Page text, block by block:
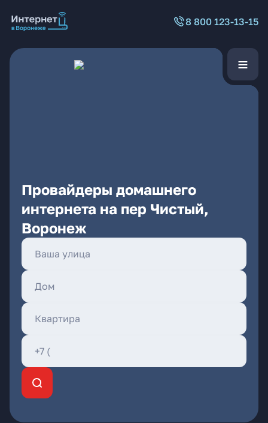
8 800 123-13-15
Провайдеры домашнего
интернета на пер Чистый,
Воронеж